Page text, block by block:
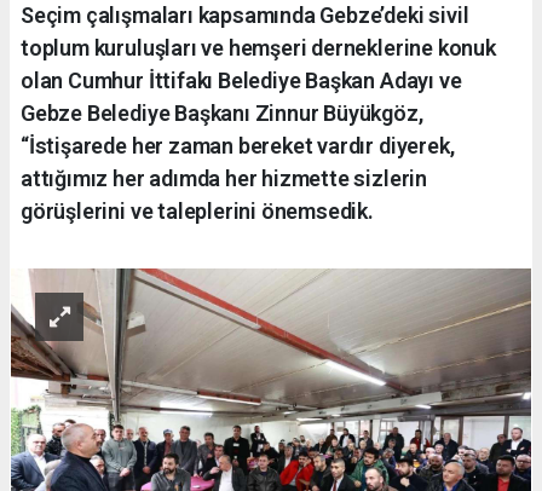
Seçim çalışmaları kapsamında Gebze’deki sivil
toplum kuruluşları ve hemşeri derneklerine konuk
olan Cumhur İttifakı Belediye Başkan Adayı ve
Gebze Belediye Başkanı Zinnur Büyükgöz,
“İstişarede her zaman bereket vardır diyerek,
attığımız her adımda her hizmette sizlerin
görüşlerini ve taleplerini önemsedik.